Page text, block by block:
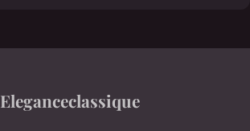
Eleganceclassique